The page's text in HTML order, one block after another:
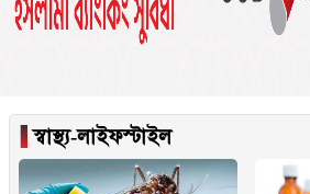
▐স্বাস্থ্য-লাইফস্টাইল